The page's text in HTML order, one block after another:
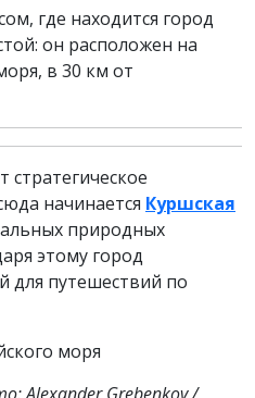
где находится город
он расположен на
в 30 км от
стратегическое
начинается Куршская
природных
этому город
для путешествий по